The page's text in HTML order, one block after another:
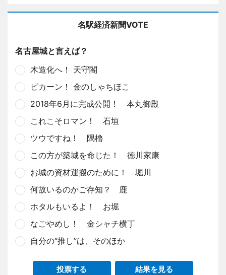
名駅経済新聞VOTE
名古屋城と言えば？
木造化へ！ 天守閣
ピカーン！ 金のしゃちほこ
2018年6月に完成公開！ 本丸御殿
これこそロマン！ 石垣
ツウですね！ 隅櫓
この方が築城を命じた！ 徳川家康
お城の資材運搬のために！ 堀川
何故いるのかご存知？ 鹿
ホタルもいるよ！ お堀
なごやめし！ 金シャチ横丁
自分の“推し”は、そのほか
投票する 結果を見る